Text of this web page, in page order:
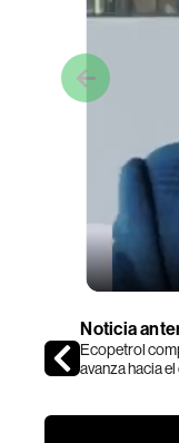
Noticia
Ecopetrol
avanza hacia